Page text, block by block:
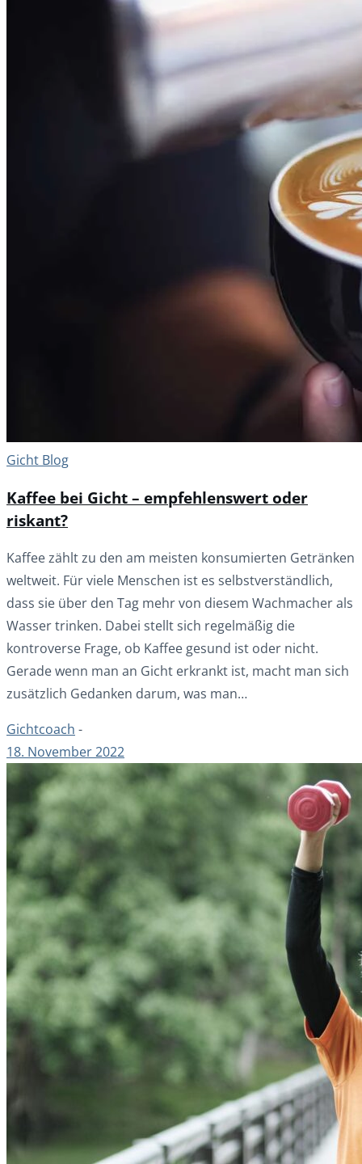
Gicht Blog
Kaffee bei Gicht – empfehlenswert oder
riskant?
Kaffee zählt zu den am meisten konsumierten Getränken
weltweit. Für viele Menschen ist es selbstverständlich,
dass sie über den Tag mehr von diesem Wachmacher als
Wasser trinken. Dabei stellt sich regelmäßig die
kontroverse Frage, ob Kaffee gesund ist oder nicht.
Gerade wenn man an Gicht erkrankt ist, macht man sich
zusätzlich Gedanken darum, was man…
Gichtcoach -
18. November 2022